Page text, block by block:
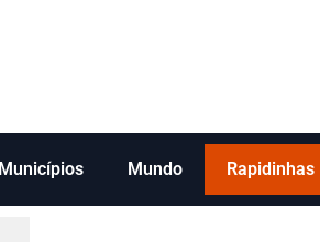
Municípios Mundo Rapidinhas